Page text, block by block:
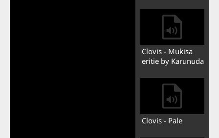
Clovis - Mukisa
eritie by Karunuda
Clovis - Pale